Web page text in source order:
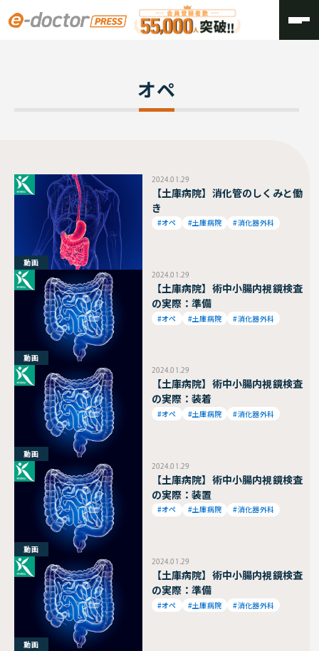
TOP
オペ
2024.01.29
【土庫病院】消化管のしくみと働
き
#オペ #土庫病院 #消化器外科
動画
2024.01.29
【土庫病院】術中小腸内視鏡検査
の実際：準備
#オペ #土庫病院 #消化器外科
動画
2024.01.29
【土庫病院】術中小腸内視鏡検査
の実際：装着
#オペ #土庫病院 #消化器外科
動画
2024.01.29
【土庫病院】術中小腸内視鏡検査
の実際：装置
#オペ #土庫病院 #消化器外科
動画
2024.01.29
【土庫病院】術中小腸内視鏡検査
の実際：準備
#オペ #土庫病院 #消化器外科
動画